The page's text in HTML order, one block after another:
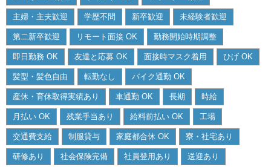
主婦・主夫歓迎 学歴不問 新卒歓迎 未経験者歓迎
第二新卒歓迎 リモート面接 OK 勤務開始時期調整
即日勤務 OK 友達と応募 OK 面接時マスク着用 ひげ OK
髪型・髪色自由 転勤なし バイク通勤 OK
産休・育休取得実績あり 車通勤 OK 長期 時給
月払い OK 残業手当あり 給料前払い OK 工場
交通費支給 制服貸与 家庭都合休 OK 寮・社宅あり
研修あり 社会保険完備 社員登用あり 送迎あり